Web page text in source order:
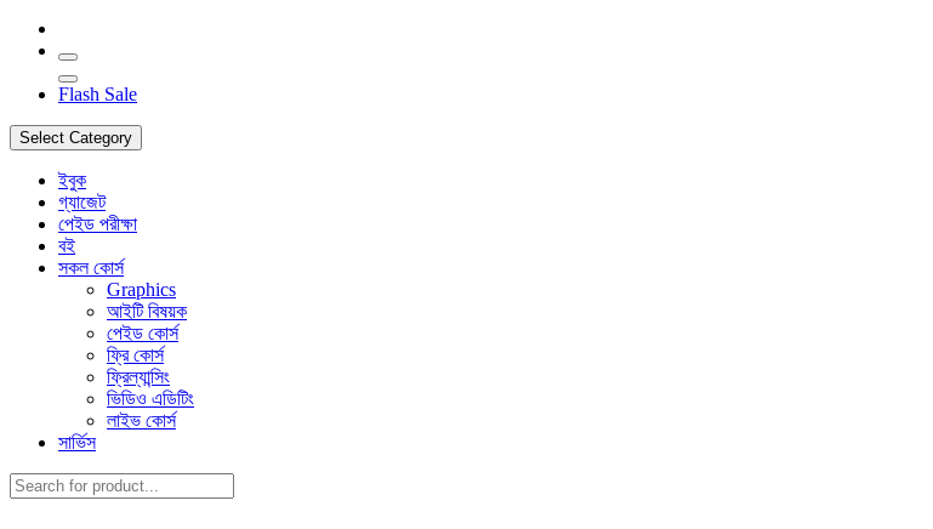
Flash Sale
Select Category
ইবুক
গ্যাজেট
পেইড পরীক্ষা
বই
সকল কোর্স
Graphics
আইটি বিষয়ক
পেইড কোর্স
ফ্রি কোর্স
ফ্রিল্যান্সিং
ভিডিও এডিটিং
লাইভ কোর্স
সার্ভিস